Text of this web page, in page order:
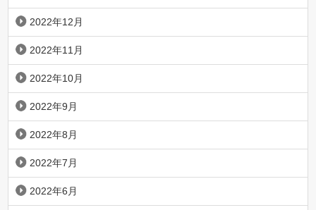
2022年12月
2022年11月
2022年10月
2022年9月
2022年8月
2022年7月
2022年6月